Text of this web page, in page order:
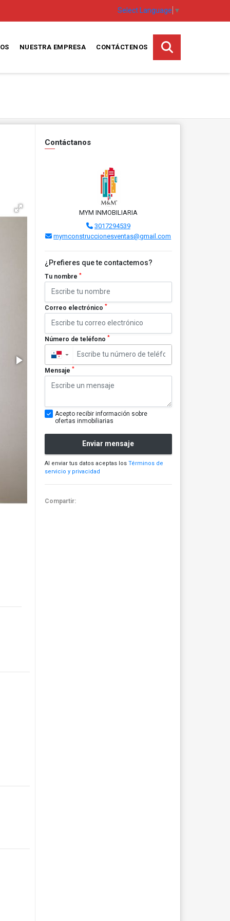
Select Language ▼
NUESTRA EMPRESA CONTÁCTENOS
Contáctanos
MYM INMOBILIARIA
3017294539
mymconstruccionesventas@gmail.com
¿Prefieres que te contactemos?
Tu nombre *
Correo electrónico *
Número de teléfono *
▼
Mensaje *
Acepto recibir información sobre
ofertas inmobiliarias
Enviar mensaje
Al enviar tus datos aceptas los Términos de
servicio y privacidad
Compartir: